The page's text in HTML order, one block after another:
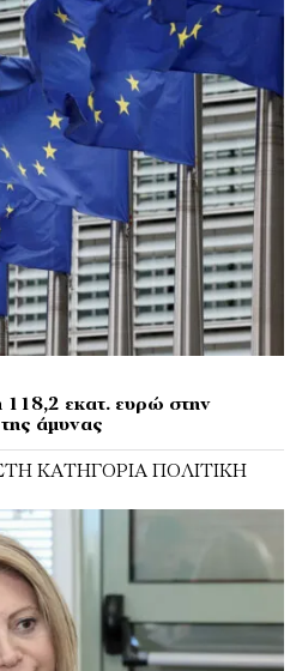
118,2 εκατ. ευρώ στην
άμυνας
ΚΑΤΗΓΟΡΊΑ ΠΟΛΙΤΙΚΉ